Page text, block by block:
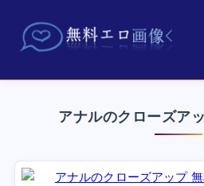
アナルのクローズア